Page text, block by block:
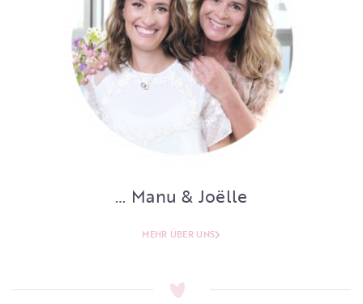
… Manu & Joëlle
MEHR ÜBER UNS